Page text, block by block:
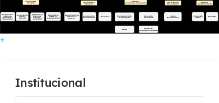
+
Institucional